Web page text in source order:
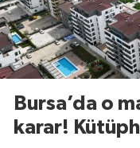
Bursa’da o
karar!